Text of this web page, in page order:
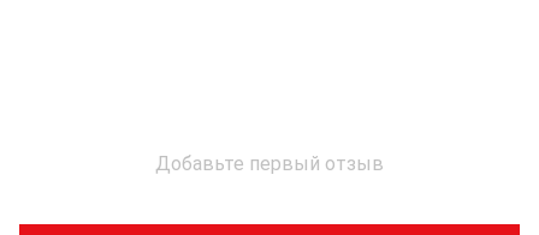
Добавьте первый отзыв